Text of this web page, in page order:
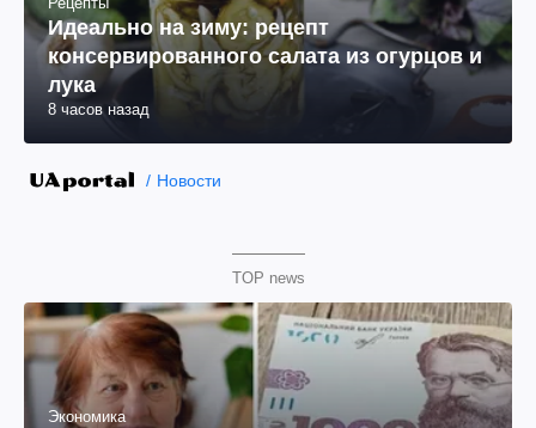
Идеально на зиму: рецепт
консервированного салата из огурцов и
лука
8 часов назад
Новости
TOP news
Экономика